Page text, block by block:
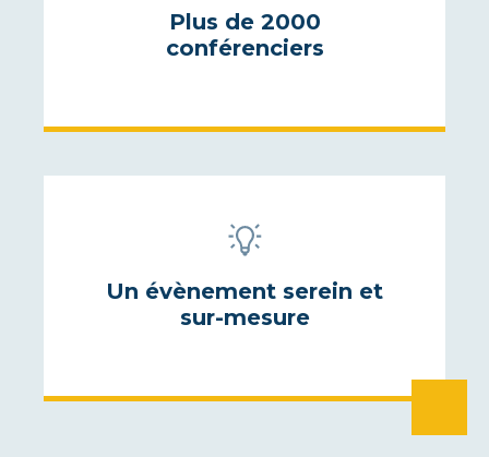
Plus de 2000
conférenciers
Un évènement serein et
sur-mesure